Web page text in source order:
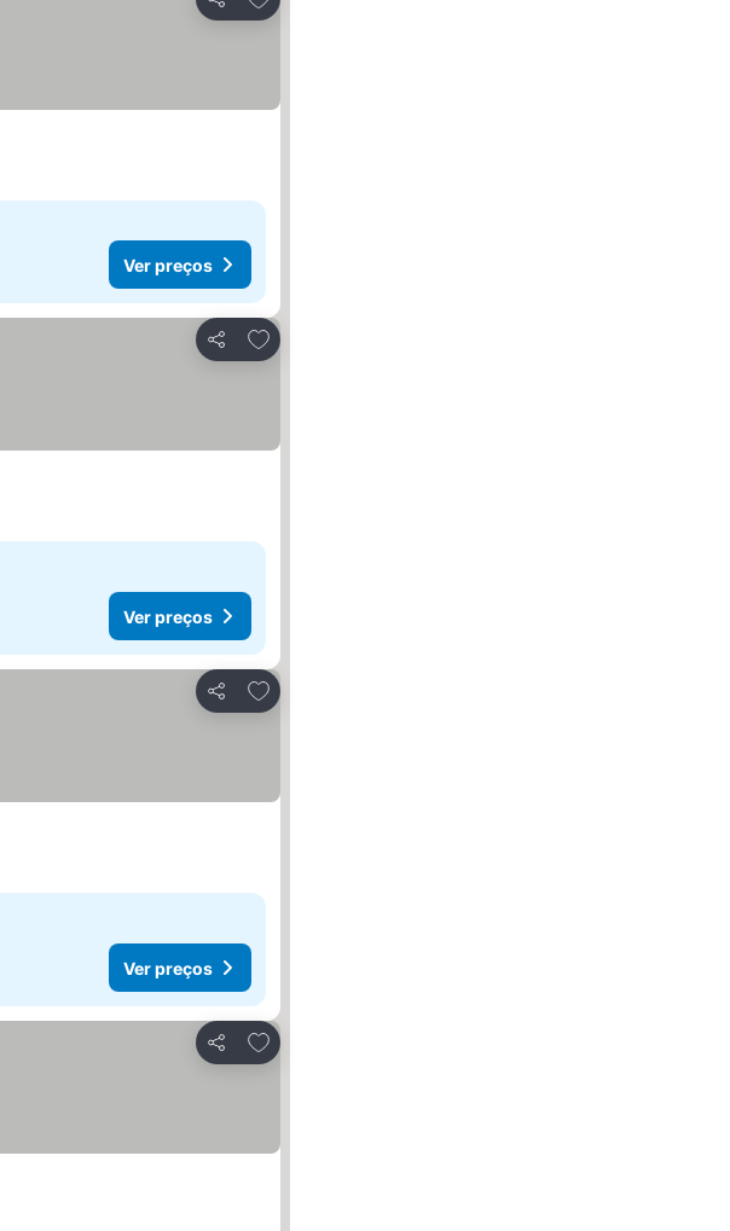
Partilhar
Ver preços
Partilhar
Adicionar aos favoritos
Ver preços
Partilhar
Adicionar aos favoritos
Ver preços
Partilhar
Adicionar aos favoritos